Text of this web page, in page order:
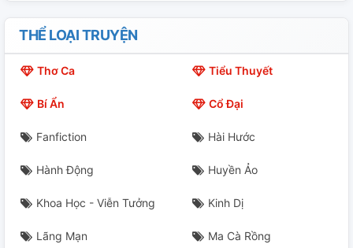
20. Cứu Người Cũng Cần Phải Gay Cấn.
21, Nữ Cải Trang Nam
24, Thật Trùng Hợp, Ta Chẳng Gặp Được Nhau.
25, Xịt Máu Mũi. Tình Hình Là Mình Đang Bị Kích Thích.
26, Dàn Harem Đông Như Quân Nguyên Của Nữ Chính.
THỂ LOẠI TRUYỆN
Thơ Ca Tiểu Thuyết
Bí Ẩn Cổ Đại
Fanfiction Hài Hước
Hành Động Huyền Ảo
Khoa Học - Viễn Tưởng Kinh Dị
Lãng Mạn Ma Cà Rồng